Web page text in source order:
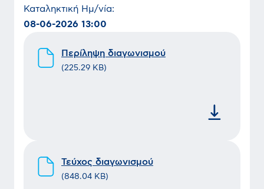
Καταληκτική Ημ/νία:
08-06-2026 13:00
Περίληψη διαγωνισμού
(225.29 KB)
Τεύχος διαγωνισμού
(848.04 KB)